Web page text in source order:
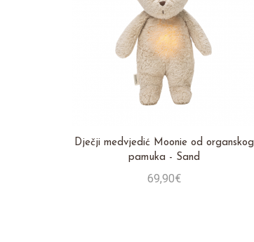
Dječji medvjedić Moonie od organskog
pamuka - Sand
69,90€